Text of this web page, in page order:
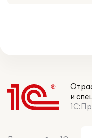
и